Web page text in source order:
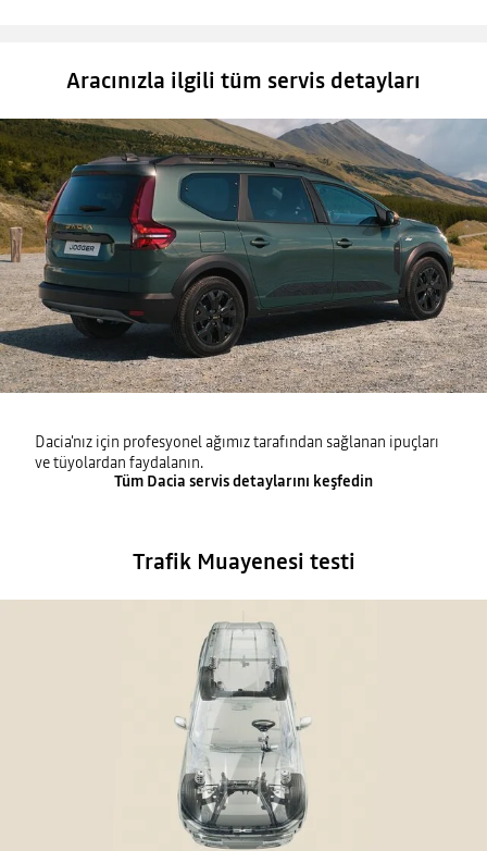
Aracınızla ilgili tüm servis detayları
Dacia'nız için profesyonel ağımız tarafından sağlanan ipuçları
ve tüyolardan faydalanın.
Tüm Dacia servis detaylarını keşfedin
Trafik Muayenesi testi